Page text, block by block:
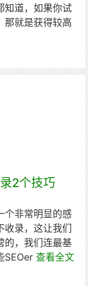
知道，如果你试
那就是获得较高
2个技巧
个非常明显的感
收录，这让我们
的，我们连最基
SEOer 查看全文